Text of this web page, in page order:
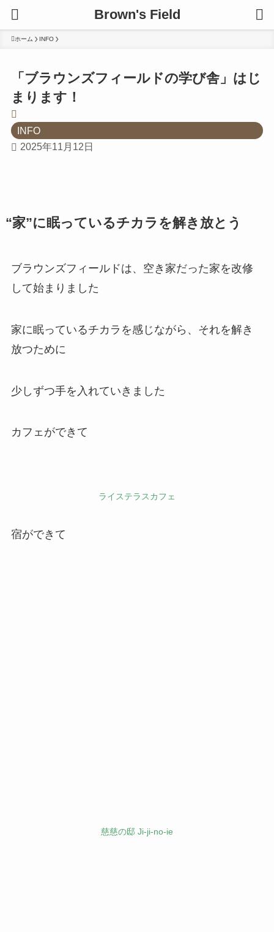
Brown's Field
ホーム INFO
「ブラウンズフィールドの学び舎」はじ
まります！
INFO
2025年11月12日
“家”に眠っているチカラを解き放とう
ブラウンズフィールドは、空き家だった家を改修
して始まりました
家に眠っているチカラを感じながら、それを解き
放つために
少しずつ手を入れていきました
カフェができて
ライステラスカフェ
宿ができて
慈慈の邸 Ji-ji-no-ie